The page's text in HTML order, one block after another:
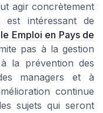
agir concrètement
intéressant de
Emploi en Pays de
pas à la gestion
la prévention des
managers et à
continue
sujets qui seront